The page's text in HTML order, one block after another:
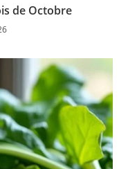
de Octobre